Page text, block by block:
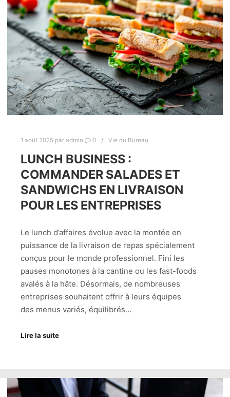
1 août 2025 par admin 0 Vie du Bureau
LUNCH BUSINESS :
COMMANDER SALADES ET
SANDWICHS EN LIVRAISON
POUR LES ENTREPRISES
Le lunch d’affaires évolue avec la montée en
puissance de la livraison de repas spécialement
conçus pour le monde professionnel. Fini les
pauses monotones à la cantine ou les fast-foods
avalés à la hâte. Désormais, de nombreuses
entreprises souhaitent offrir à leurs équipes
des menus variés, équilibrés…
Lire la suite